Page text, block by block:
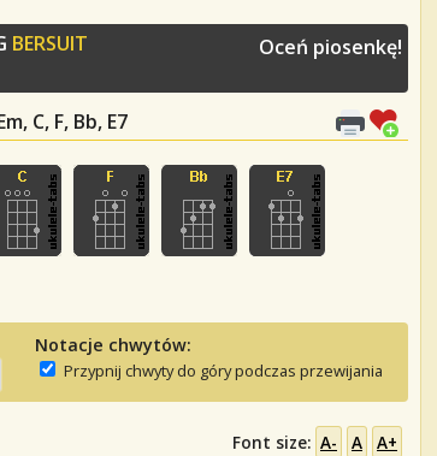
BERSUIT
C, F, Bb, E7
Oceń piosenkę!
Notacje chwytów:
Przypnij chwyty do góry podczas przewijania
Font size: A- A A+